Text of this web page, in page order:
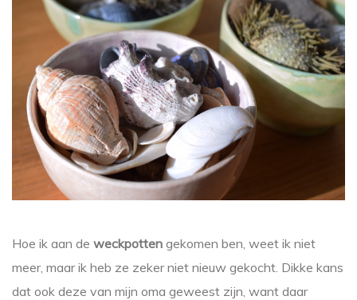
Hoe ik aan de weckpotten gekomen ben, weet ik niet
meer, maar ik heb ze zeker niet nieuw gekocht. Dikke kans
dat ook deze van mijn oma geweest zijn, want daar